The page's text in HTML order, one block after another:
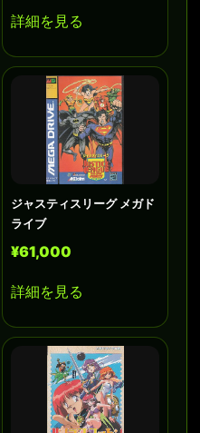
詳細を見る
ジャスティスリーグ メガド
ライブ
¥61,000
詳細を見る